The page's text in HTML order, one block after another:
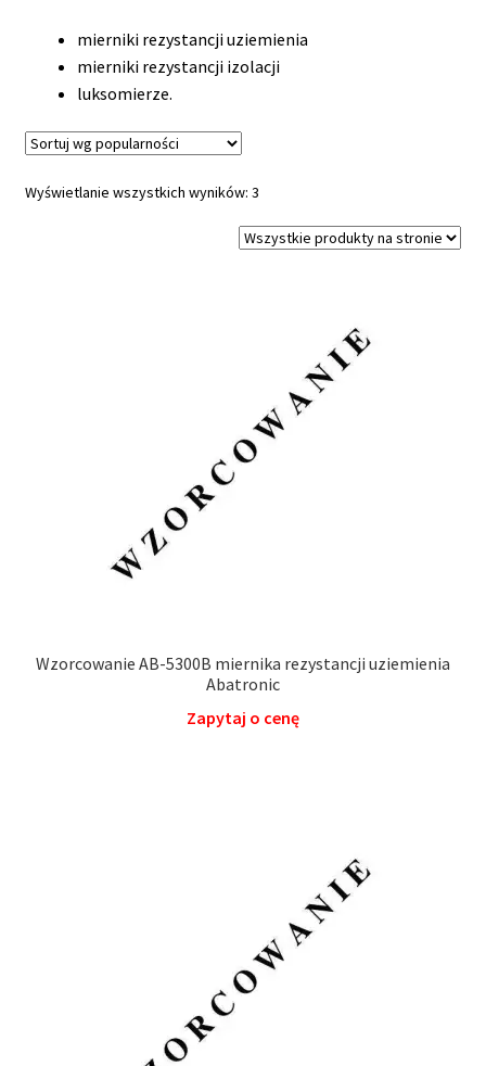
mierniki rezystancji uziemienia
mierniki rezystancji izolacji
luksomierze.
Wyświetlanie wszystkich wyników: 3Posortowane
popularności
Wzorcowanie AB-5300B miernika rezystancji uziemienia
Abatronic
Zapytaj o cenę